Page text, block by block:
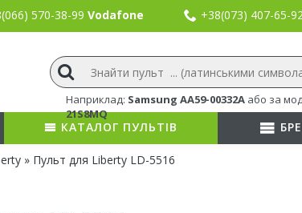
570-38-99 Vodafone +38(073) 407-65-
Наприклад: Samsung AA59-00332A або за
21S8MQ
КАТАЛОГ ПУЛЬТІВ
» Пульт для Liberty LD-5516